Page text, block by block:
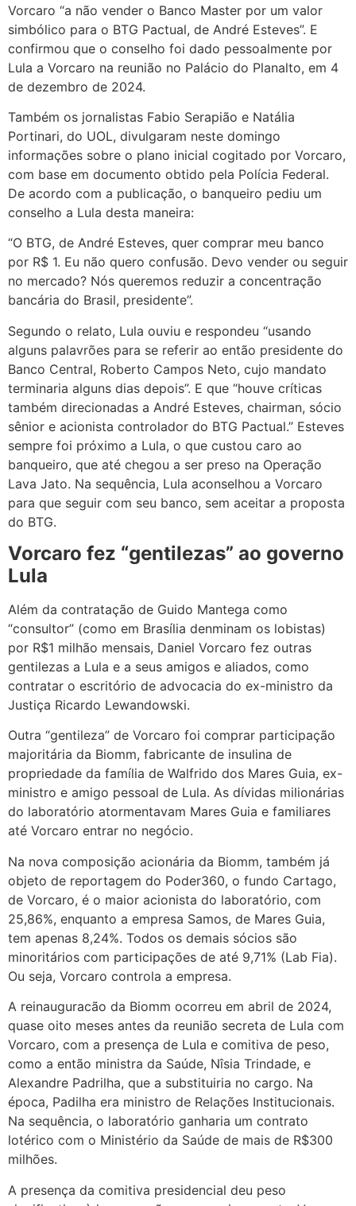
Vorcaro “a não vender o Banco Master por um valor
simbólico para o BTG Pactual, de André Esteves”. E
confirmou que o conselho foi dado pessoalmente por
Lula a Vorcaro na reunião no Palácio do Planalto, em 4
de dezembro de 2024.
Também os jornalistas Fabio Serapião e Natália
Portinari, do UOL, divulgaram neste domingo
informações sobre o plano inicial cogitado por Vorcaro,
com base em documento obtido pela Polícia Federal.
De acordo com a publicação, o banqueiro pediu um
conselho a Lula desta maneira:
“O BTG, de André Esteves, quer comprar meu banco
por R$ 1. Eu não quero confusão. Devo vender ou seguir
no mercado? Nós queremos reduzir a concentração
bancária do Brasil, presidente”.
Segundo o relato, Lula ouviu e respondeu “usando
alguns palavrões para se referir ao então presidente do
Banco Central, Roberto Campos Neto, cujo mandato
terminaria alguns dias depois”. E que “houve críticas
também direcionadas a André Esteves, chairman, sócio
sênior e acionista controlador do BTG Pactual.” Esteves
sempre foi próximo a Lula, o que custou caro ao
banqueiro, que até chegou a ser preso na Operação
Lava Jato. Na sequência, Lula aconselhou a Vorcaro
para que seguir com seu banco, sem aceitar a proposta
do BTG.
Vorcaro fez “gentilezas” ao governo
Lula
Além da contratação de Guido Mantega como
“consultor” (como em Brasília denminam os lobistas)
por R$1 milhão mensais, Daniel Vorcaro fez outras
gentilezas a Lula e a seus amigos e aliados, como
contratar o escritório de advocacia do ex-ministro da
Justiça Ricardo Lewandowski.
Outra “gentileza” de Vorcaro foi comprar participação
majoritária da Biomm, fabricante de insulina de
propriedade da família de Walfrido dos Mares Guia, ex-
ministro e amigo pessoal de Lula. As dívidas milionárias
do laboratório atormentavam Mares Guia e familiares
até Vorcaro entrar no negócio.
Na nova composição acionária da Biomm, também já
objeto de reportagem do Poder360, o fundo Cartago,
de Vorcaro, é o maior acionista do laboratório, com
25,86%, enquanto a empresa Samos, de Mares Guia,
tem apenas 8,24%. Todos os demais sócios são
minoritários com participações de até 9,71% (Lab Fia).
Ou seja, Vorcaro controla a empresa.
A reinauguracão da Biomm ocorreu em abril de 2024,
quase oito meses antes da reunião secreta de Lula com
Vorcaro, com a presença de Lula e comitiva de peso,
como a então ministra da Saúde, Nîsia Trindade, e
Alexandre Padrilha, que a substituiria no cargo. Na
época, Padilha era ministro de Relações Institucionais.
Na sequência, o laboratório ganharia um contrato
lotérico com o Ministério da Saúde de mais de R$300
milhões.
A presença da comitiva presidencial deu peso